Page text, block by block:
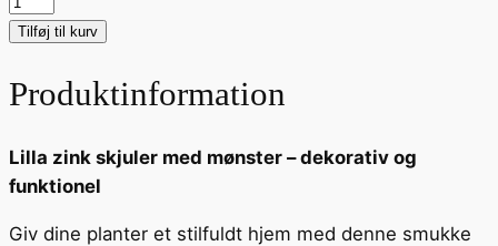
skjuler
lilla
Tilføj til kurv
Produktinformation
Lilla zink skjuler med mønster – dekorativ og
funktionel
Giv dine planter et stilfuldt hjem med denne smukke